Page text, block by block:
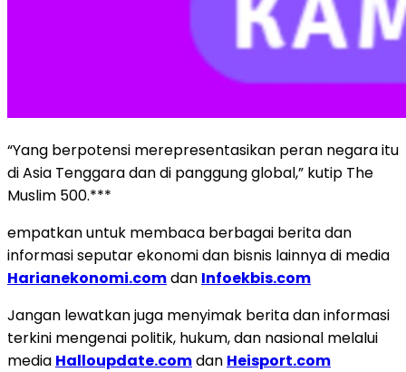
“Yang berpotensi merepresentasikan peran negara itu
di Asia Tenggara dan di panggung global,” kutip The
Muslim 500.***
empatkan untuk membaca berbagai berita dan
informasi seputar ekonomi dan bisnis lainnya di media
Harianekonomi.comdan Infoekbis.com
Jangan lewatkan juga menyimak berita dan informasi
terkini mengenai politik, hukum, dan nasional melalui
media Halloupdate.comdan Heisport.com